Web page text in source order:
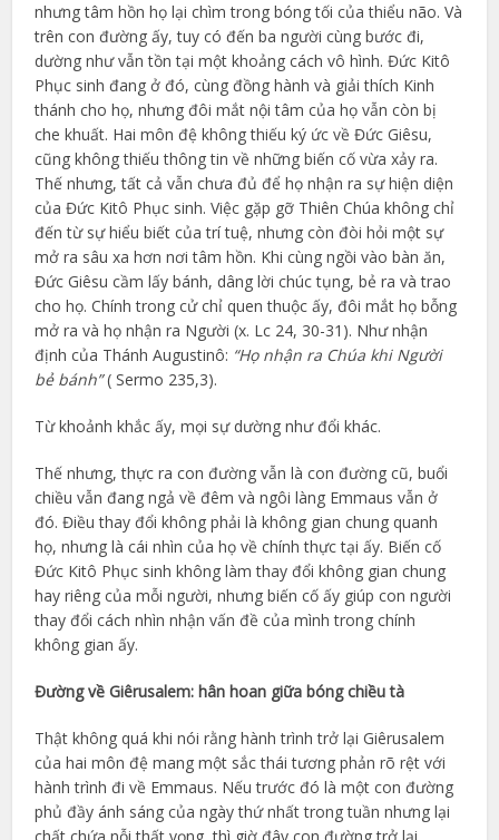
nhưng tâm hồn họ lại chìm trong bóng tối của thiểu não. Và
trên con đường ấy, tuy có đến ba người cùng bước đi,
dường như vẫn tồn tại một khoảng cách vô hình. Đức Kitô
Phục sinh đang ở đó, cùng đồng hành và giải thích Kinh
thánh cho họ, nhưng đôi mắt nội tâm của họ vẫn còn bị
che khuất. Hai môn đệ không thiếu ký ức về Đức Giêsu,
cũng không thiếu thông tin về những biến cố vừa xảy ra.
Thế nhưng, tất cả vẫn chưa đủ để họ nhận ra sự hiện diện
của Đức Kitô Phục sinh. Việc gặp gỡ Thiên Chúa không chỉ
đến từ sự hiểu biết của trí tuệ, nhưng còn đòi hỏi một sự
mở ra sâu xa hơn nơi tâm hồn. Khi cùng ngồi vào bàn ăn,
Đức Giêsu cầm lấy bánh, dâng lời chúc tụng, bẻ ra và trao
cho họ. Chính trong cử chỉ quen thuộc ấy, đôi mắt họ bỗng
mở ra và họ nhận ra Người (x. Lc 24, 30-31). Như nhận
định của Thánh Augustinô: “Họ nhận ra Chúa khi Người
bẻ bánh”( Sermo 235,3).
Từ khoảnh khắc ấy, mọi sự dường như đổi khác.
Thế nhưng, thực ra con đường vẫn là con đường cũ, buổi
chiều vẫn đang ngả về đêm và ngôi làng Emmaus vẫn ở
đó. Điều thay đổi không phải là không gian chung quanh
họ, nhưng là cái nhìn của họ về chính thực tại ấy. Biến cố
Đức Kitô Phục sinh không làm thay đổi không gian chung
hay riêng của mỗi người, nhưng biến cố ấy giúp con người
thay đổi cách nhìn nhận vấn đề của mình trong chính
không gian ấy.
Đường về Giêrusalem: hân hoan giữa bóng chiều tà
Thật không quá khi nói rằng hành trình trở lại Giêrusalem
của hai môn đệ mang một sắc thái tương phản rõ rệt với
hành trình đi về Emmaus. Nếu trước đó là một con đường
phủ đầy ánh sáng của ngày thứ nhất trong tuần nhưng lại